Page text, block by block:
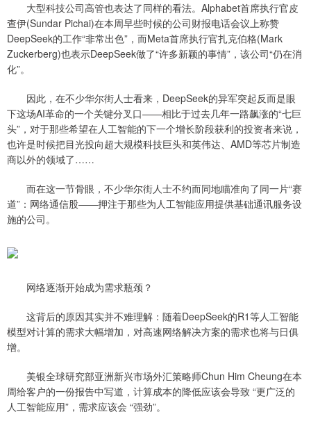
大型科技公司高管也表达了同样的看法。Alphabet首席执行官皮
查伊(Sundar Pichai)在本周早些时候的公司财报电话会议上称赞
DeepSeek的工作“非常出色”，而Meta首席执行官扎克伯格(Mark
Zuckerberg)也表示DeepSeek做了“许多新颖的事情”，该公司“仍在消
化”。
因此，在不少华尔街人士看来，DeepSeek的异军突起反而是眼
下这场AI革命的一个关键分叉口——相比于过去几年一路飙涨的“七巨
头”，对于那些希望在人工智能的下一个增长阶段获利的投资者来说，
也许是时候把目光投向超大规模科技巨头和英伟达、AMD等芯片制造
商以外的领域了……
而在这一节骨眼，不少华尔街人士不约而同地瞄准向了同一片“赛
道”：网络通信股——押注于那些为人工智能应用提供基础通讯服务设
施的公司。
网络逐渐开始成为需求瓶颈？
这背后的原因其实并不难理解：随着DeepSeek的R1等人工智能
模型对计算的需求大幅增加，对高速网络解决方案的需求也将与日俱
增。
美银全球研究部亚洲新兴市场外汇策略师Chun Him Cheung在本
周给客户的一份报告中写道，计算成本的降低应该会导致 “更广泛的
人工智能应用”，需求应该会 “强劲”。